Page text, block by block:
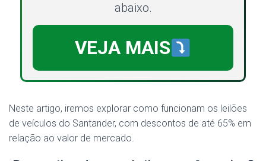
abaixo.
VEJA MAIS
Neste artigo, iremos explorar como funcionam os leilões
de veículos do Santander, com descontos de até 65% em
relação ao valor de mercado.